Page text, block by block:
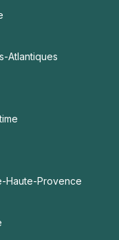
Atlantiques
Haute-Provence